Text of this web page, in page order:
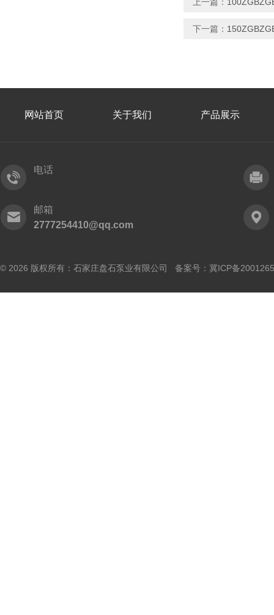
下一篇：
网站首页 关于我们 产品展示
电话
邮箱
2777254410@qq.com
© 2026 版权所有：石家庄盘石泵业有限公司 备案号： 冀ICP备